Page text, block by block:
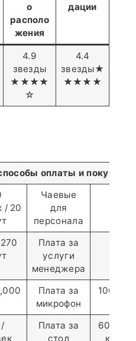
о
располо
жения
дации
4.9
звезды
★★★★
☆
4.4
звезды★
★★★★
оплаты и покупки
/ 20
Чаевые
для
персонала
Плата за
услуги
менеджера
Плата за
микрофон
100／
Плата за
стол
600 и